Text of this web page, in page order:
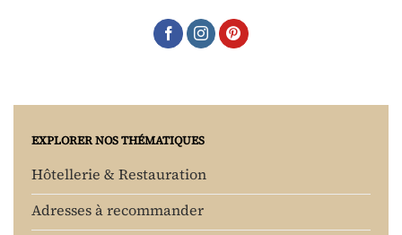
EXPLORER NOS THÉMATIQUES
Hôtellerie & Restauration
Adresses à recommander